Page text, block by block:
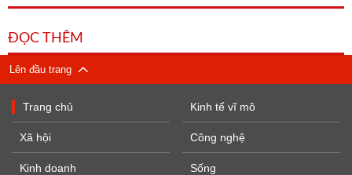
ĐỌC THÊM
Lên đầu trang
Trang chủ
Xã hội
Kinh doanh
Kinh tế vĩ mô
Công nghệ
Sống